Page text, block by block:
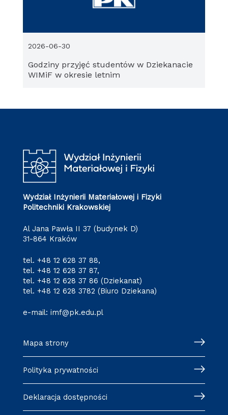
Godziny przyjęć studentów w Dziekanacie
WIMiF w okresie letnim
2026-06-30
Wydział Inżynierii Materiałowej i Fizyki
Politechniki Krakowskiej
Al Jana Pawła II 37 (budynek D)
31-864 Kraków
tel. +48 12 628 37 88,
tel. +48 12 628 37 87,
tel. +48 12 628 37 86 (Dziekanat)
tel. +48 12 628 3782 (Biuro Dziekana)
e-mail: imf@pk.edu.pl
Mapa strony
Polityka prywatności
Deklaracja dostępności